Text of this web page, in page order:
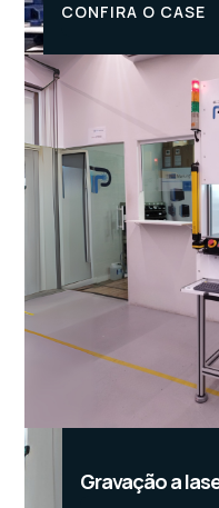
CONFIRA O CASE
Gravação a